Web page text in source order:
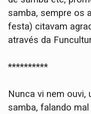
samba, sempre os
festa) citavam
através da
**********
Nunca vi nem ouvi,
samba, falando